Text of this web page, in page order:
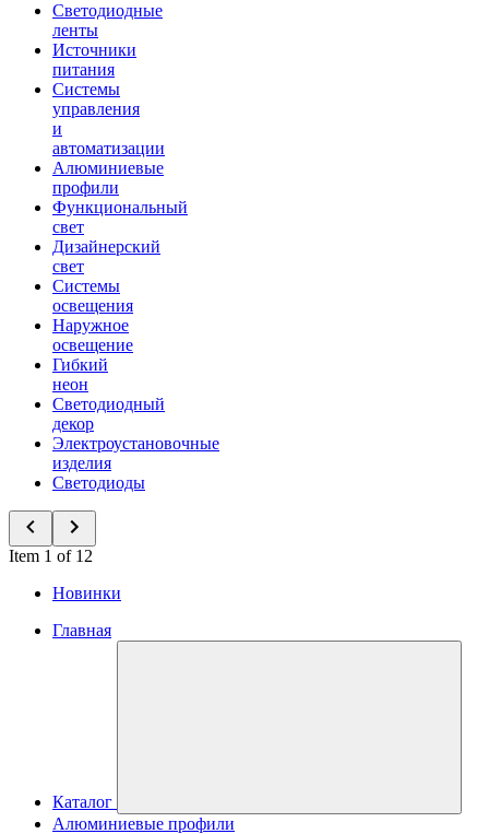
Светодиодные
ленты
Источники
питания
Системы
управления
и
автоматизации
Алюминиевые
профили
Функциональный
свет
Дизайнерский
свет
Системы
освещения
Наружное
освещение
Гибкий
неон
Светодиодный
декор
Электроустановочные
изделия
Светодиоды
Item 1 of 12
Новинки
Главная
Каталог
Алюминиевые профили